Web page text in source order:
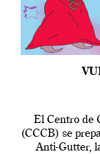
El Centro de
(CCCB) se
Anti-Gutter,